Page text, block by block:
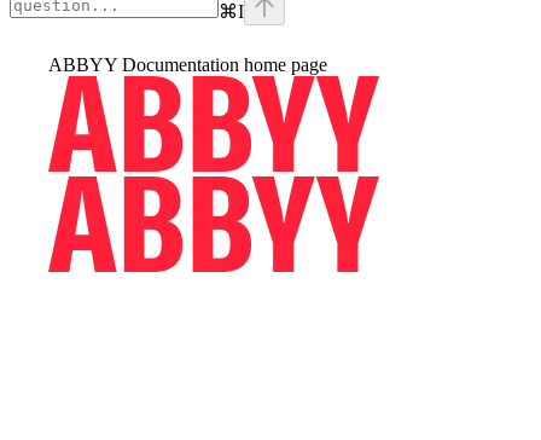
⌘I
ABBYY Documentation home page